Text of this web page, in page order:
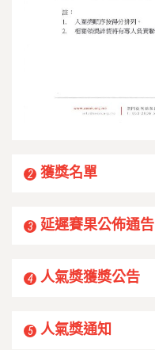
2 獲獎名單
3 延遲賽果公佈通告
4 人氣獎獲獎公告
5 人氣獎通知